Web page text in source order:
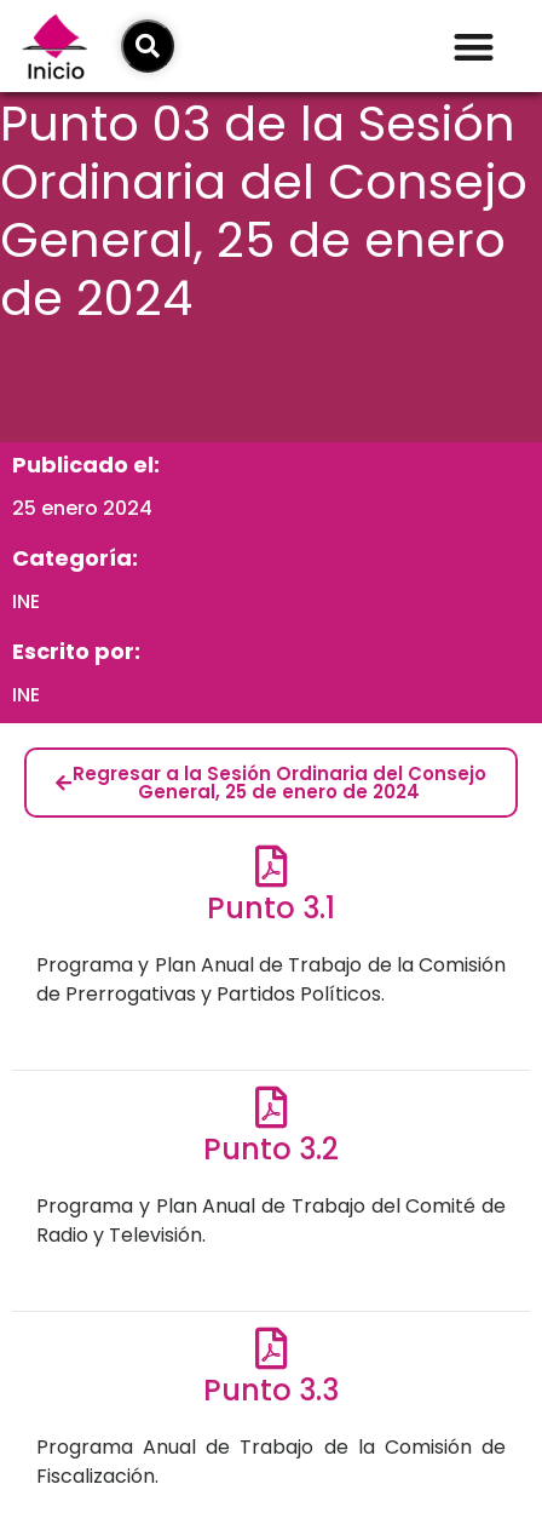
Punto 03 de la Sesión
Ordinaria del Consejo
General, 25 de enero
de 2024
Publicado el:
25 enero 2024
Categoría:
INE
Escrito por:
INE
Regresar a la Sesión Ordinaria del Consejo
General, 25 de enero de 2024
Punto 3.1
Programa y Plan Anual de Trabajo de la Comisión
de Prerrogativas y Partidos Políticos.
Punto 3.2
Programa y Plan Anual de Trabajo del Comité de
Radio y Televisión.
Punto 3.3
Programa Anual de Trabajo de la Comisión de
Fiscalización.